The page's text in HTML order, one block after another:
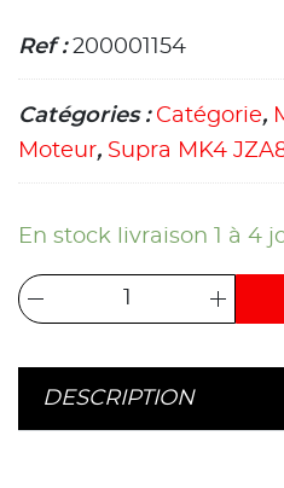
Ref :200001154
Catégories : Catégorie,
Moteur, Supra MK4
En stock livraison 1 à 4
DESCRIPTION